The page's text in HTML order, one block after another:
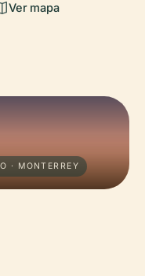
Ver mapa
· MONTERREY